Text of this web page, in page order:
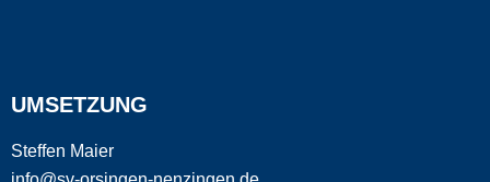
UMSETZUNG
Steffen Maier